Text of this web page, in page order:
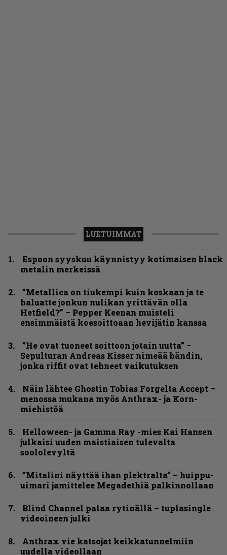
LUETUIMMAT
Espoon syyskuu käynnistyy kotimaisen black
metalin merkeissä
”Metallica on tiukempi kuin koskaan ja te
haluatte jonkun nulikan yrittävän olla
Hetfield?” – Pepper Keenan muisteli
ensimmäistä koesoittoaan hevijätin kanssa
”He ovat tuoneet soittoon jotain uutta” –
Sepulturan Andreas Kisser nimeää bändin,
jonka riffit ovat tehneet vaikutuksen
Näin lähtee Ghostin Tobias Forgelta Accept –
menossa mukana myös Anthrax- ja Korn-
miehistöä
Helloween- ja Gamma Ray -mies Kai Hansen
julkaisi uuden maistiaisen tulevalta
soololevyltä
”Mitalini näyttää ihan plektralta” – huippu-
uimari jamittelee Megadethiä palkinnollaan
Blind Channel palaa rytinällä – tuplasingle
videoineen julki
Anthrax vie katsojat keikkatunnelmiin
uudella videollaan